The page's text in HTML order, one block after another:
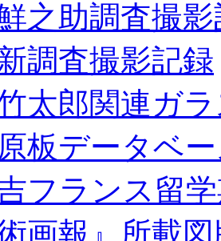
之助調査撮
調査撮影記録
太郎関連ガ
板データベ
フランス留
術画報』所載